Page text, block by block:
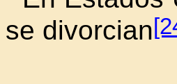
se divorcian